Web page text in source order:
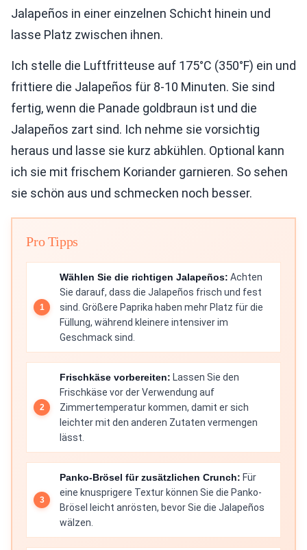
Jalapeños in einer einzelnen Schicht hinein und
lasse Platz zwischen ihnen.
Ich stelle die Luftfritteuse auf 175°C (350°F) ein und
frittiere die Jalapeños für 8-10 Minuten. Sie sind
fertig, wenn die Panade goldbraun ist und die
Jalapeños zart sind. Ich nehme sie vorsichtig
heraus und lasse sie kurz abkühlen. Optional kann
ich sie mit frischem Koriander garnieren. So sehen
sie schön aus und schmecken noch besser.
Pro Tipps
Wählen Sie die richtigen Jalapeños: Achten
Sie darauf, dass die Jalapeños frisch und fest
sind. Größere Paprika haben mehr Platz für die
Füllung, während kleinere intensiver im
Geschmack sind.
Frischkäse vorbereiten: Lassen Sie den
Frischkäse vor der Verwendung auf
Zimmertemperatur kommen, damit er sich
leichter mit den anderen Zutaten vermengen
lässt.
Panko-Brösel für zusätzlichen Crunch: Für
eine knusprigere Textur können Sie die Panko-
Brösel leicht anrösten, bevor Sie die Jalapeños
wälzen.